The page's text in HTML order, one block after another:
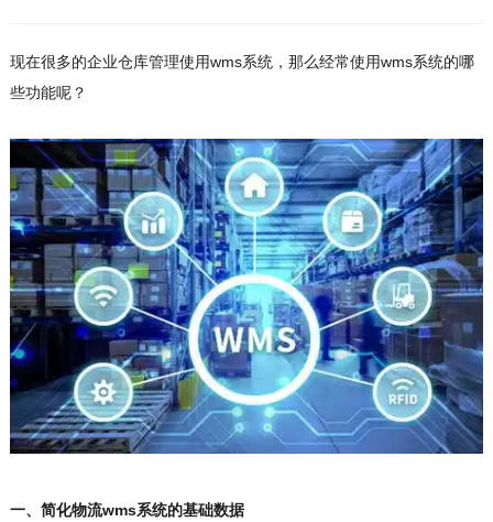
现在很多的企业仓库管理使用wms系统，那么经常使用wms系统的哪
些功能呢？
一、简化物流wms系统的基础数据